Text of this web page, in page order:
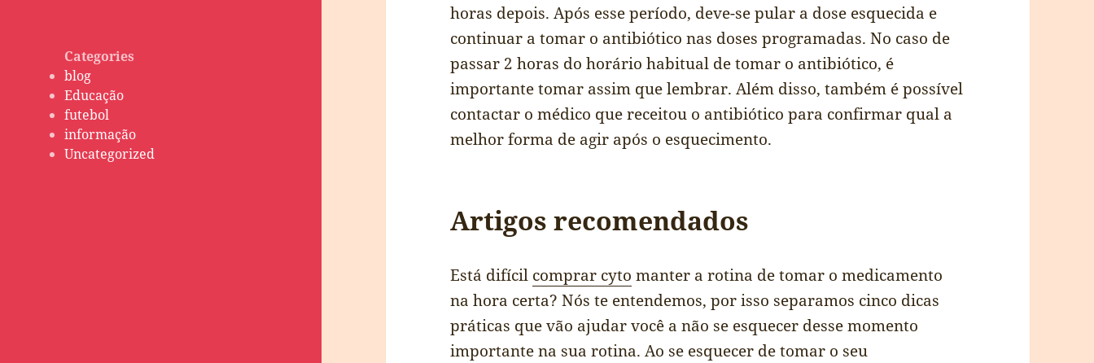
Categories
blog
Educação
futebol
informação
Uncategorized
horas depois. Após esse período, deve-se pular a dose esquecida e
continuar a tomar o antibiótico nas doses programadas. No caso de
passar 2 horas do horário habitual de tomar o antibiótico, é
importante tomar assim que lembrar. Além disso, também é possível
contactar o médico que receitou o antibiótico para confirmar qual a
melhor forma de agir após o esquecimento.
Artigos recomendados
Está difícil comprar cyto manter a rotina de tomar o medicamento
na hora certa? Nós te entendemos, por isso separamos cinco dicas
práticas que vão ajudar você a não se esquecer desse momento
importante na sua rotina. Ao se esquecer de tomar o seu